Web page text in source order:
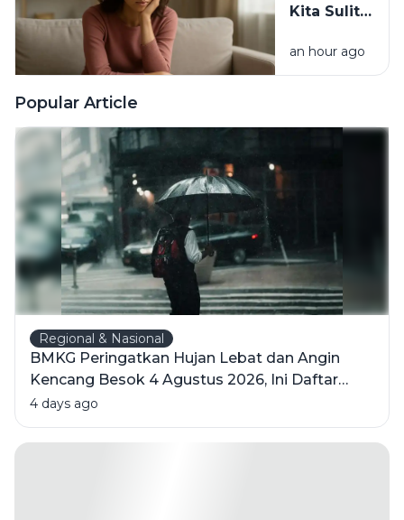
Kita Sulit
Padahal
Tahu
an hour ago
Popular Article
Regional & Nasional
BMKG Peringatkan Hujan Lebat dan Angin
Kencang Besok 4 Agustus 2026, Ini Daftar
Wilayahnya
4 days ago